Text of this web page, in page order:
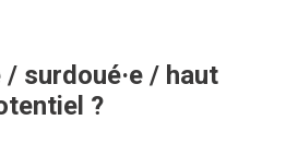
surdoué·e / haut
?